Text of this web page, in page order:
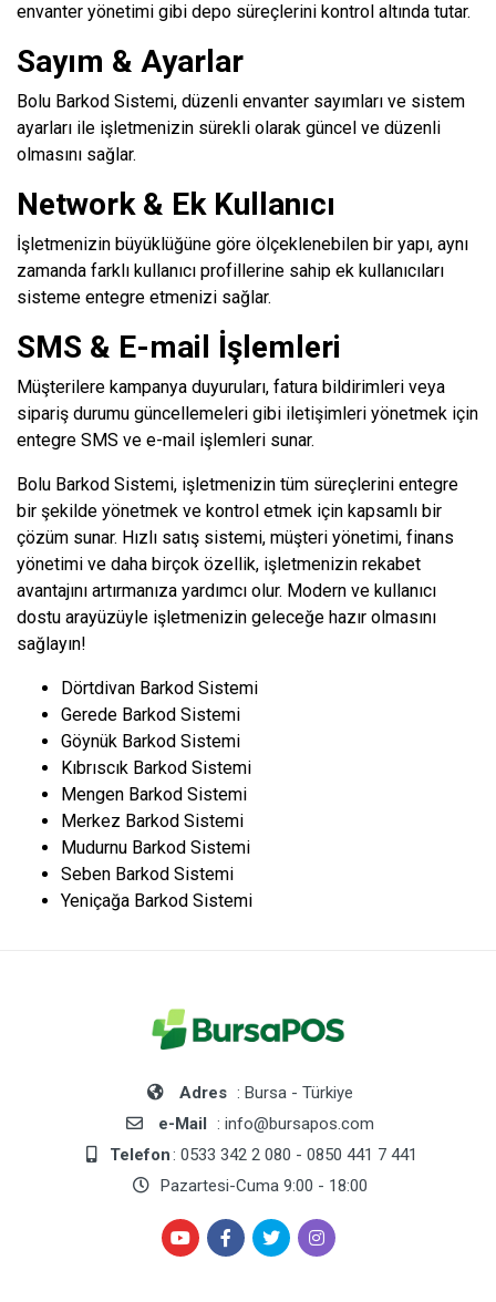
envanter yönetimi gibi depo süreçlerini kontrol altında tutar.
Sayım & Ayarlar
Bolu Barkod Sistemi, düzenli envanter sayımları ve sistem
ayarları ile işletmenizin sürekli olarak güncel ve düzenli
olmasını sağlar.
Network & Ek Kullanıcı
İşletmenizin büyüklüğüne göre ölçeklenebilen bir yapı, aynı
zamanda farklı kullanıcı profillerine sahip ek kullanıcıları
sisteme entegre etmenizi sağlar.
SMS & E-mail İşlemleri
Müşterilere kampanya duyuruları, fatura bildirimleri veya
sipariş durumu güncellemeleri gibi iletişimleri yönetmek için
entegre SMS ve e-mail işlemleri sunar.
Bolu Barkod Sistemi, işletmenizin tüm süreçlerini entegre
bir şekilde yönetmek ve kontrol etmek için kapsamlı bir
çözüm sunar. Hızlı satış sistemi, müşteri yönetimi, finans
yönetimi ve daha birçok özellik, işletmenizin rekabet
avantajını artırmanıza yardımcı olur. Modern ve kullanıcı
dostu arayüzüyle işletmenizin geleceğe hazır olmasını
sağlayın!
Dörtdivan Barkod Sistemi
Gerede Barkod Sistemi
Göynük Barkod Sistemi
Kıbrıscık Barkod Sistemi
Mengen Barkod Sistemi
Merkez Barkod Sistemi
Mudurnu Barkod Sistemi
Seben Barkod Sistemi
Yeniçağa Barkod Sistemi
Adres : Bursa - Türkiye
e-Mail : info@bursapos.com
Telefon: 0533 342 2 080 - 0850 441 7 441
Pazartesi-Cuma 9:00 - 18:00